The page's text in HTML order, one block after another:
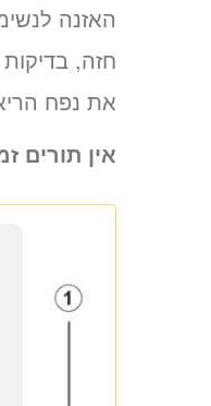
האזנה
חזה,
את נפח
אין תורים